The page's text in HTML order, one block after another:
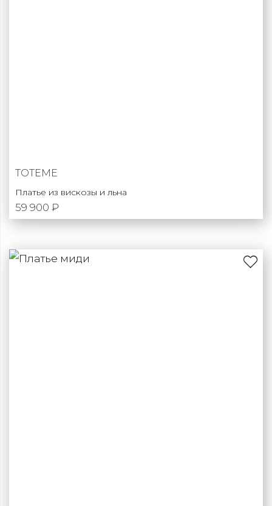
TOTEME
Платье из вискозы и льна
59 900 ₽